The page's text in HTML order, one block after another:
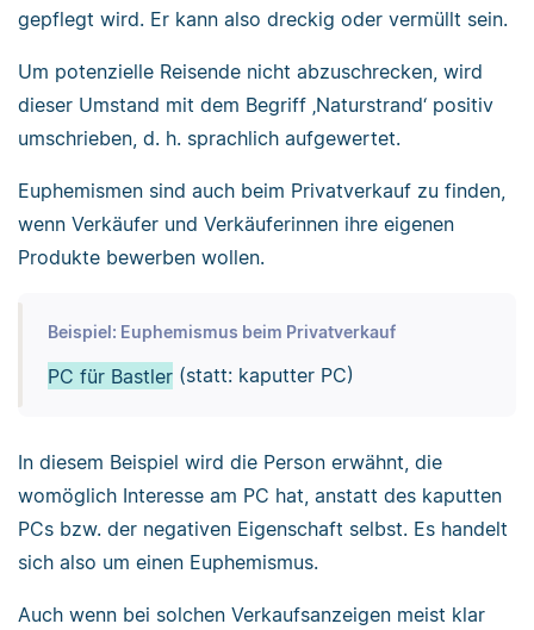
gepflegt wird. Er kann also dreckig oder vermüllt sein.
Um potenzielle Reisende nicht abzuschrecken, wird
dieser Umstand mit dem Begriff ‚Naturstrand‘ positiv
umschrieben, d. h. sprachlich aufgewertet.
Euphemismen sind auch beim Privatverkauf zu finden,
wenn Verkäufer und Verkäuferinnen ihre eigenen
Produkte bewerben wollen.
Beispiel: Euphemismus beim Privatverkauf
PC für Bastler(statt: kaputter PC)
In diesem Beispiel wird die Person erwähnt, die
womöglich Interesse am PC hat, anstatt des kaputten
PCs bzw. der negativen Eigenschaft selbst. Es handelt
sich also um einen Euphemismus.
Auch wenn bei solchen Verkaufsanzeigen meist klar